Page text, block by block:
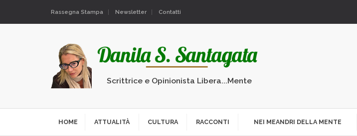
Rassegna Stampa Newsletter Contatti
Scrittrice e Opinionista Libera...Mente
HOME ATTUALITÀ CULTURA RACCONTI NEI MEANDRI DELLA MENTE